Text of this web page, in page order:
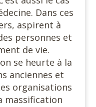
Dans ces
aspirent à
personnes et
de vie.
se heurte à la
anciennes et
organisations
massification